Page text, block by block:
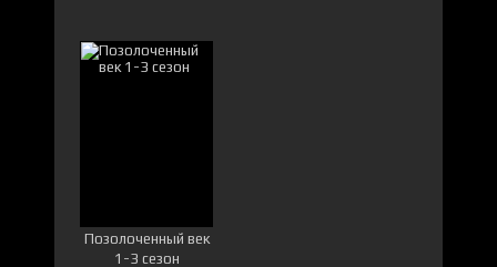
Позолоченный век
1-3 сезон